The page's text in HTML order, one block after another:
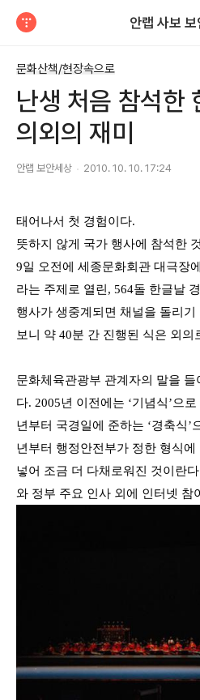
안랩 사보 보
문화산책/현장속으로
난생 처음 참석한
의외의 재미
안랩 보안세상 2010. 10. 10. 17:24
태어나서 첫 경험이다.
뜻하지 않게 국가 행사에 참석한
9일 오전에 세종문화회관 대극장
라는 주제로 열린, 564돌 한글날
행사가 생중계되면 채널을 돌리
보니 약 40분 간 진행된 식은 외의
문화체육관광부 관계자의 말을
다. 2005년 이전에는 ‘기념식’으
년부터 국경일에 준하는 ‘경축식’
년부터 행정안전부가 정한 형식
넣어 조금 더 다채로워진 것이란다
와 정부 주요 인사 외에
인터넷 참